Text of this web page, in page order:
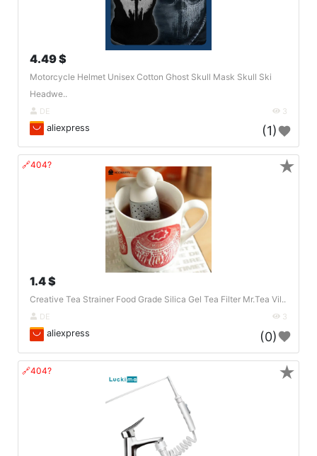
4.49 $
Motorcycle Helmet Unisex Cotton Ghost Skull Mask Skull Ski
Headwe..
DE 3
aliexpress (1)
🔗404?
1.4 $
Creative Tea Strainer Food Grade Silica Gel Tea Filter Mr.Tea Vil..
DE 3
aliexpress (0)
★
🔗404? ★